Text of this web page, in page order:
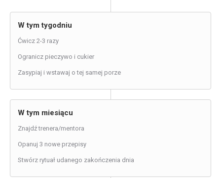
W tym tygodniu
Ćwicz 2-3 razy
Ogranicz pieczywo i cukier
Zasypiaj i wstawaj o tej samej porze
W tym miesiącu
Znajdź trenera/mentora
Opanuj 3 nowe przepisy
Stwórz rytuał udanego zakończenia dnia